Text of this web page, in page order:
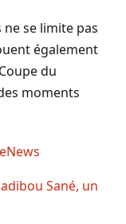
ne se limite pas
également
du
moments
Sané, un